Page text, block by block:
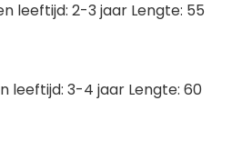
leeftijd: 2-3 jaar Lengte: 55
leeftijd: 3-4 jaar Lengte: 60